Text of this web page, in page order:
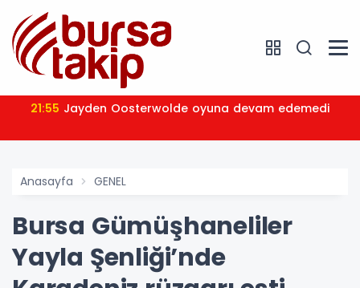
21:55 Jayden Oosterwolde oyuna devam edemedi
Anasayfa GENEL
Bursa Gümüşhaneliler
Yayla Şenliği’nde